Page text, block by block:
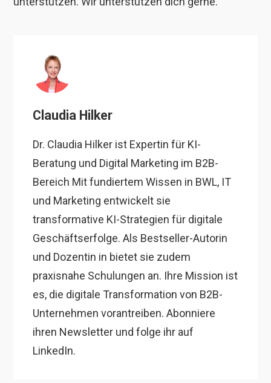
Claudia Hilker
Dr. Claudia Hilker ist Expertin für KI-
Beratung und Digital Marketing im B2B-
Bereich Mit fundiertem Wissen in BWL, IT
und Marketing entwickelt sie
transformative KI-Strategien für digitale
Geschäftserfolge. Als Bestseller-Autorin
und Dozentin in bietet sie zudem
praxisnahe Schulungen an. Ihre Mission ist
es, die digitale Transformation von B2B-
Unternehmen vorantreiben. Abonniere
ihren Newsletter und folge ihr auf
LinkedIn.